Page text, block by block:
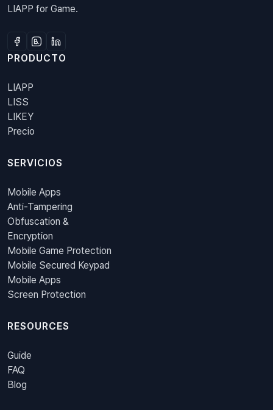
LIAPP for Game.
PRODUCTO
LIAPP
LISS
LIKEY
Precio
SERVICIOS
Mobile Apps
Anti-Tampering
Obfuscation &
Encryption
Mobile Game Protection
Mobile Secured Keypad
Mobile Apps
Screen Protection
RESOURCES
Guide
FAQ
Blog